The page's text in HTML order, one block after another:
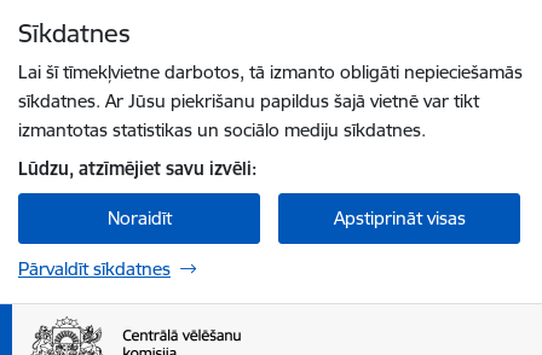
Sīkdatnes
Lai šī tīmekļvietne darbotos, tā izmanto obligāti nepieciešamās
sīkdatnes. Ar Jūsu piekrišanu papildus šajā vietnē var tikt
izmantotas statistikas un sociālo mediju sīkdatnes.
Lūdzu, atzīmējiet savu izvēli:
Noraidīt Apstiprināt visas
Pārvaldīt sīkdatnes